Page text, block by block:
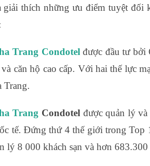
giải thích những ưu điểm tuyệt đối
Trang Condotel được đầu tư bởi
căn hộ cao cấp. Với hai thế lực
Trang.
Trang Condotel được quản lý
tế. Đứng thứ 4 thế giới trong Top
lý 8 000 khách sạn và hơn